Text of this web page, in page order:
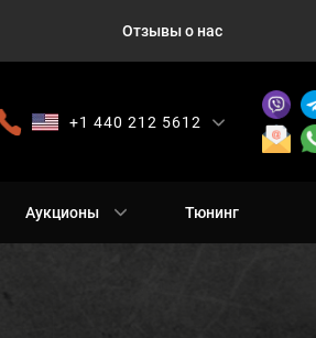
Отзывы о нас
+1 440 212 5612
Аукционы Тюнинг